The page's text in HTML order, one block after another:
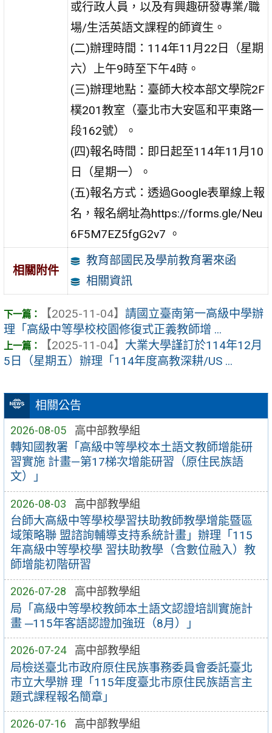
相關公告
2026-08-05 高中部教學組
轉知國教署「高級中等學校本土語文教師增能研
習實施 計畫—第17梯次增能研習（原住民族語
文）」
2026-08-03 高中部教學組
台師大高級中等學校學習扶助教師教學增能暨區
域策略聯 盟諮詢輔導支持系統計畫」辦理「115
年高級中等學校學 習扶助教學（含數位融入）教
師增能初階研習
2026-07-28 高中部教學組
局「高級中等學校教師本土語文認證培訓實施計
畫 ─115年客語認證加強班（8月）」
2026-07-24 高中部教學組
局檢送臺北市政府原住民族事務委員會委託臺北
市立大學辦 理「115年度臺北市原住民族語言主
題式課程報名簡章」
2026-07-16 高中部教學組
或行政人員，以及有興趣研發專業/職
場/生活英語文課程的師資生。
(二)辦理時間：114年11月22日（星期
六）上午9時至下午4時。
(三)辦理地點：臺師大校本部文學院2F
樸201教室（臺北市大安區和平東路一
段162號）。
(四)報名時間：即日起至114年11月10
日（星期一）。
(五)報名方式：透過Google表單線上報
名，報名網址為https://forms.gle/Neu
6F5M7EZ5fgG2v7 。
相關附件
教育部國民及學前教育署來函
相關資訊
【2025-11-04】 請國立臺南第一高級中學辦
理「高級中等學校校園修復式正義教師增 ...
【2025-11-04】 大業大學謹訂於114年12月
5日（星期五）辦理「114年度高教深耕/US ...